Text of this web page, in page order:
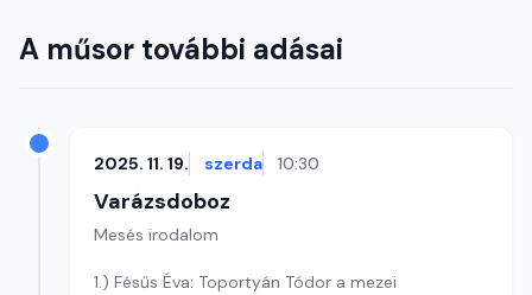
A műsor további adásai
2025. 11. 19. szerda 10:30
Varázsdoboz
Mesés irodalom
1.) Fésűs Éva: Toportyán Tódor a mezei